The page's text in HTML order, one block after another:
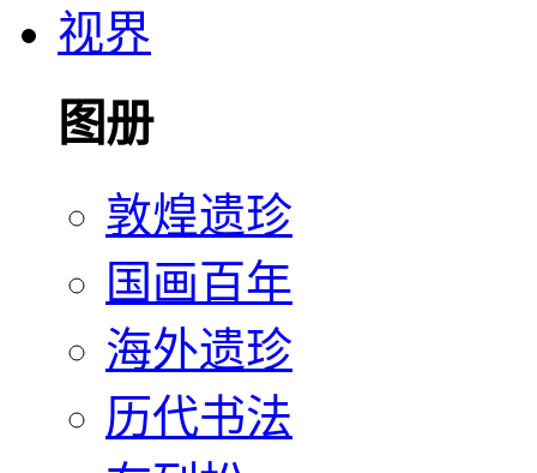
视界
图册
敦煌遗珍
国画百年
海外遗珍
历代书法